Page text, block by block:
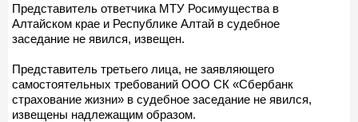
Представитель ответчика МТУ Росимущества в
Алтайском крае и Республике Алтай в судебное
заседание не явился, извещен.
Представитель третьего лица, не заявляющего
самостоятельных требований ООО СК «Сбербанк
страхование жизни» в судебное заседание не явился,
извещены надлежащим образом.